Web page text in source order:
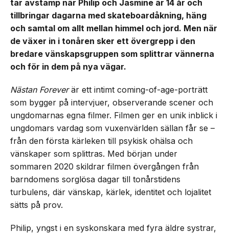
tar avstamp när Philip och Jasmine är 14 år och
tillbringar dagarna med skateboardåkning, häng
och samtal om allt mellan himmel och jord. Men när
de växer in i tonåren sker ett övergrepp i den
bredare vänskapsgruppen som splittrar vännerna
och för in dem på nya vägar.
Nästan Foreverär ett intimt coming-of-age-porträtt
som bygger på intervjuer, observerande scener och
ungdomarnas egna filmer. Filmen ger en unik inblick i
ungdomars vardag som vuxenvärlden sällan får se –
från den första kärleken till psykisk ohälsa och
vänskaper som splittras. Med början under
sommaren 2020 skildrar filmen övergången från
barndomens sorglösa dagar till tonårstidens
turbulens, där vänskap, kärlek, identitet och lojalitet
sätts på prov.
Philip, yngst i en syskonskara med fyra äldre systrar,